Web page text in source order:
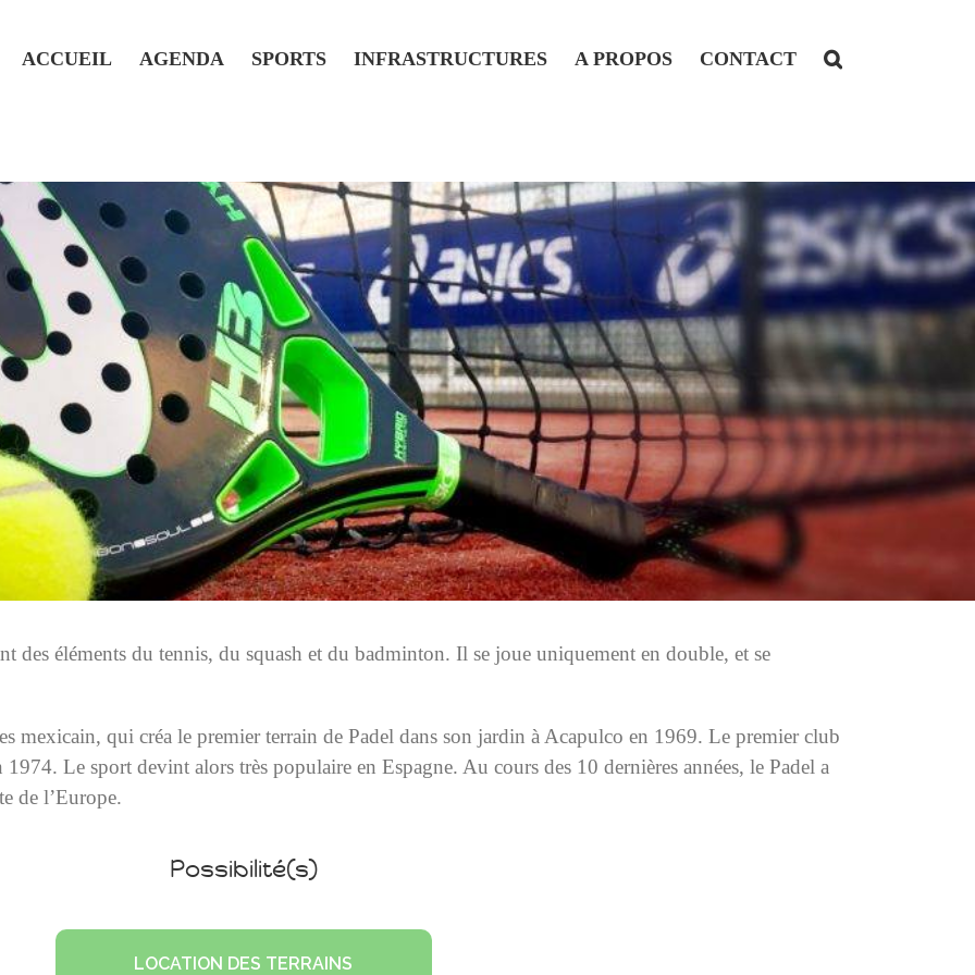
ACCUEIL AGENDA SPORTS INFRASTRUCTURES A PROPOS CONTACT
des éléments du tennis, du squash et du badminton. Il se joue uniquement en double, et se
mexicain, qui créa le premier terrain de Padel dans son jardin à Acapulco en 1969. Le premier club
Le sport devint alors très populaire en Espagne. Au cours des 10 dernières années, le Padel a
de l’Europe.
Possibilité(s)
LOCATION DES TERRAINS